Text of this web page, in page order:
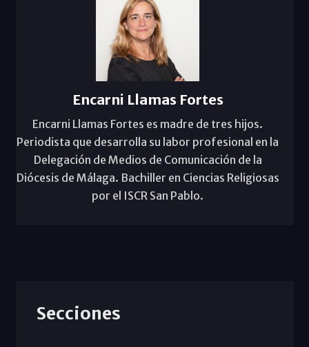
Encarni Llamas Fortes
Encarni Llamas Fortes es madre de tres hijos.
Periodista que desarrolla su labor profesional en la
Delegación de Medios de Comunicación de la
Diócesis de Málaga. Bachiller en Ciencias Religiosas
por el ISCR San Pablo.
Secciones